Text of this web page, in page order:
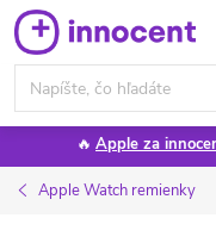
Prejsť
na
obsah
🔥 Apple za
Apple Watch remienky